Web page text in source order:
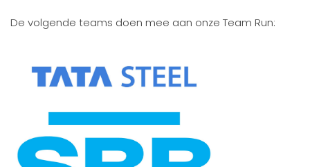
De volgende teams doen mee aan onze Team Run: